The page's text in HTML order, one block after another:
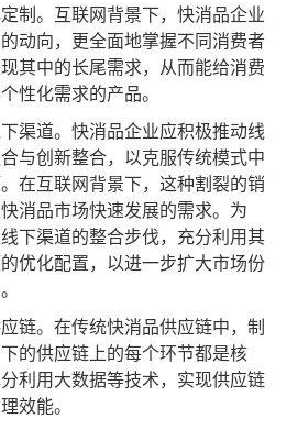
。互联网背景下，快消品企业
动向，更全面地掌握不同消费者
其中的长尾需求，从而能给消费
性化需求的产品。
道。快消品企业应积极推动线
与创新整合，以克服传统模式中
在互联网背景下，这种割裂的销
消品市场快速发展的需求。为
下渠道的整合步伐，充分利用其
优化配置，以进一步扩大市场份
。在传统快消品供应链中，制
的供应链上的每个环节都是核
利用大数据等技术，实现供应链
效能。